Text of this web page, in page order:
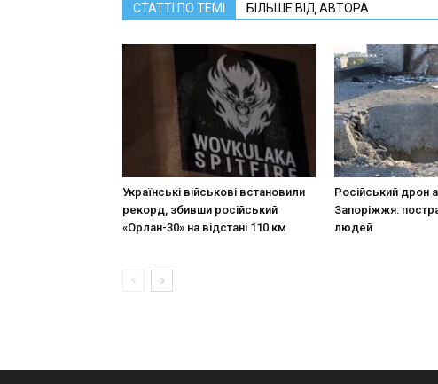
СТАТТІ ПО ТЕМІ БІЛЬШЕ ВІД АВТОРА
Українські військові встановили
рекорд, збивши російський
«Орлан-30» на відстані 110 км
Російський дрон
Запоріжжя:
людей